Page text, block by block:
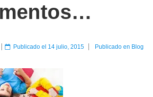
Publicado el 14 julio, 2015 Publicado en Blog